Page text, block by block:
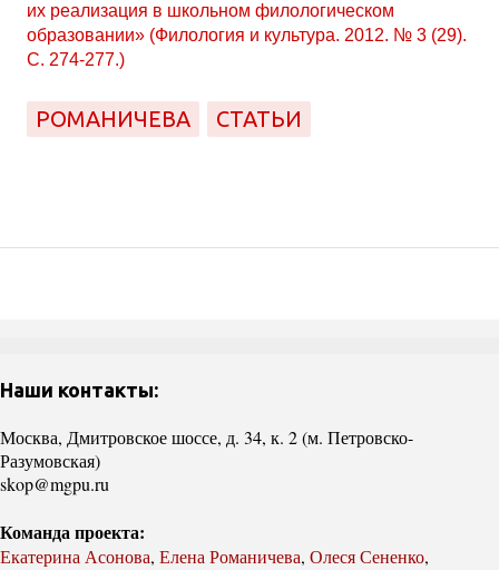
их реализация в школьном филологическом
образовании» (Филология и культура. 2012. № 3 (29).
С. 274-277.)
РОМАНИЧЕВА СТАТЬИ
Наши контакты:
Москва, Дмитровское шоссе, д. 34, к. 2 (м. Петровско-
Разумовская)
skop@mgpu.ru
Команда проекта:
Екатерина Асонова, Елена Романичева, Олеся Сененко,